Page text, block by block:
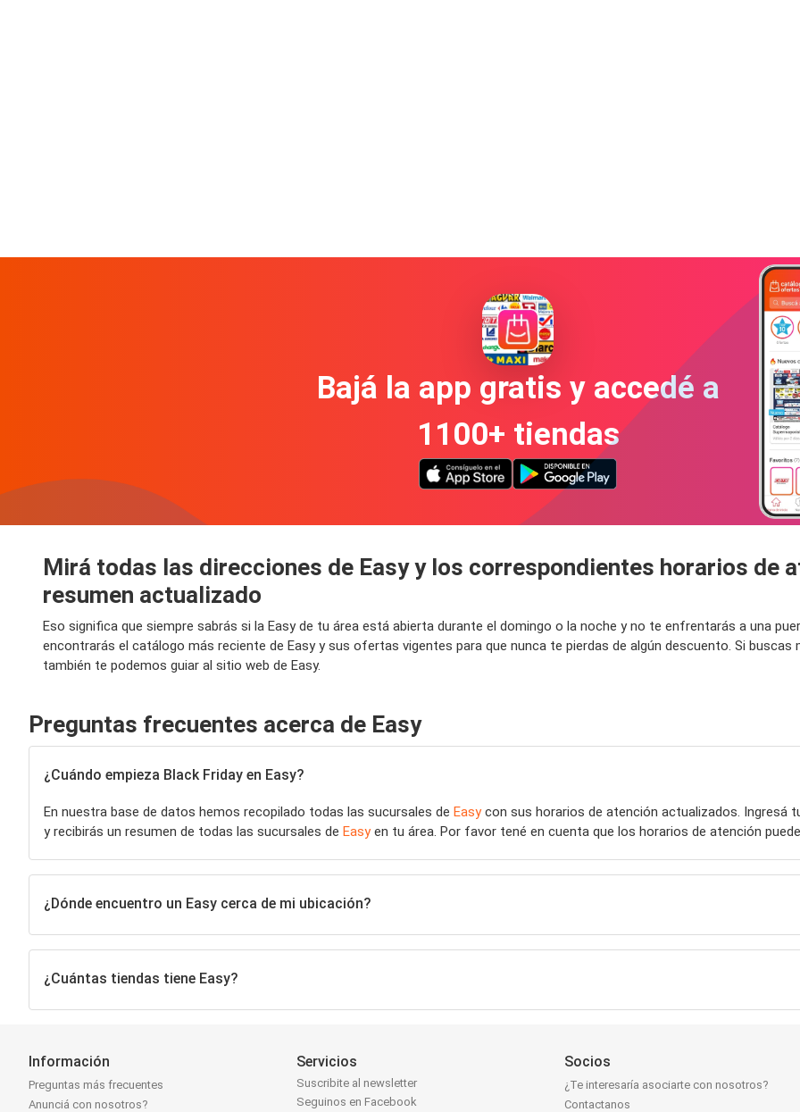
Bajá la app gratis y accedé a
1100+ tiendas
Mirá todas las direcciones de Easy y los correspondientes horarios de
resumen actualizado
Eso significa que siempre sabrás si la Easy de tu área está abierta durante el domingo o la noche y no te enfrentarás a una
encontrarás el catálogo más reciente de Easy y sus ofertas vigentes para que nunca te pierdas de algún descuento. Si
también te podemos guiar al sitio web de Easy.
Preguntas frecuentes acerca de Easy
¿Cuándo empieza Black Friday en Easy?
En nuestra base de datos hemos recopilado todas las sucursales de Easycon sus horarios de atención actualizados. Ingresá
y recibirás un resumen de todas las sucursales de Easyen tu área. Por favor tené en cuenta que los horarios de atención
¿Dónde encuentro un Easy cerca de mi ubicación?
¿Cuántas tiendas tiene Easy?
Información
Preguntas más frecuentes
Anunciá con nosotros?
Servicios
Suscribite al newsletter
Seguinos en Facebook
Socios
¿Te interesaría asociarte con nosotros?
Contactanos